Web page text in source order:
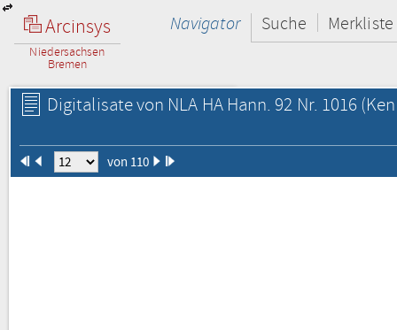
Arcinsys
Niedersachsen
Bremen
Navigator Suche Merkliste
Digitalisate von NLA HA Hann. 92 Nr. 1016
von 110